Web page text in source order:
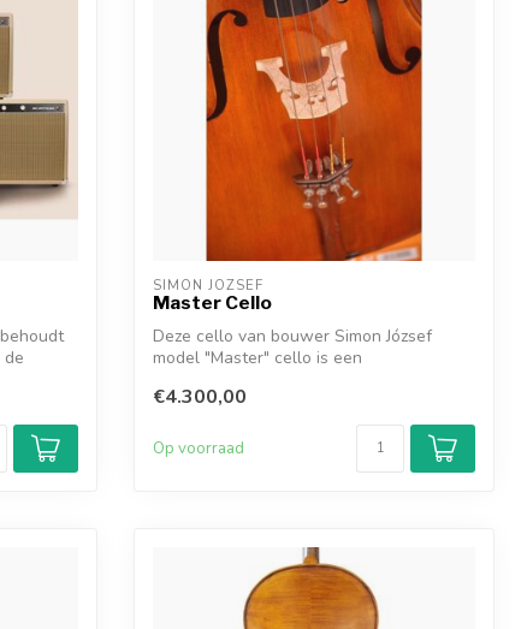
SIMON JOZSEF
Master Cello
Deze cello van bouwer Simon József
model "Master" cello is een
€4.300,00
Op voorraad